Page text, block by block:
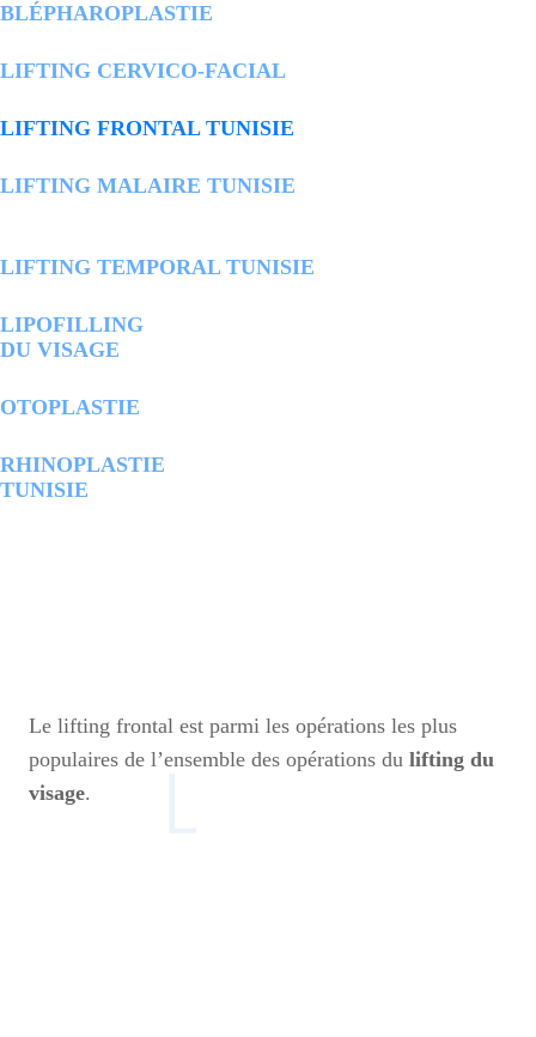
BLÉPHAROPLASTIE
LIFTING CERVICO-FACIAL
LIFTING FRONTAL TUNISIE
LIFTING MALAIRE TUNISIE
LIFTING TEMPORAL TUNISIE
LIPOFILLING
DU VISAGE
OTOPLASTIE
RHINOPLASTIE
TUNISIE
Le lifting frontal est parmi les opérations les plus
populaires de l’ensemble des opérations du lifting du
visage.